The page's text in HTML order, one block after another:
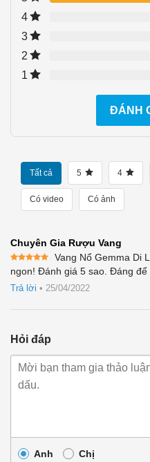
4
3
2
1
ĐÁNH
Tất cả 5 4
Có video Có ảnh
Chuyên Gia Rượu Vang
Được xếp
hạng5 5
sao
Vang Nổ Gemma Di
ngon! Đánh giá 5 sao. Đáng
Trả lời • 25/04/2022
Hỏi đáp
Anh Chị